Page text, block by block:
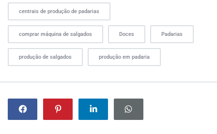
centrais de produção de padarias
comprar máquina de salgados Doces Padarias
produção de salgados produção em padaria